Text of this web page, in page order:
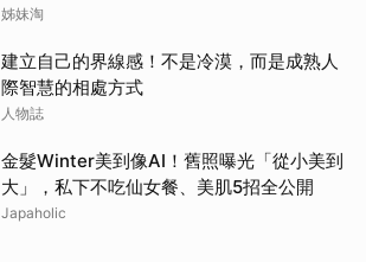
姊妹淘
建立自己的界線感！不是冷漠，而是成熟人
際智慧的相處方式
人物誌
金髮Winter美到像AI！舊照曝光「從小美到
大」，私下不吃仙女餐、美肌5招全公開
Japaholic